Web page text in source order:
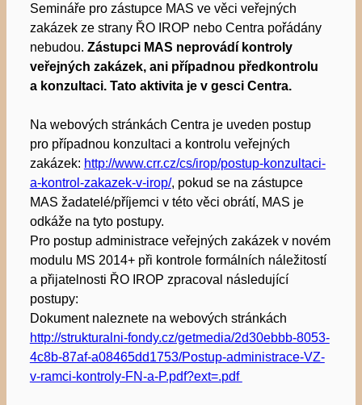
Semináře pro zástupce MAS ve věci veřejných
zakázek ze strany ŘO IROP nebo Centra pořádány
nebudou. Zástupci MAS neprovádí kontroly
veřejných zakázek, ani případnou předkontrolu
a konzultaci. Tato aktivita je v gesci Centra.
Na webových stránkách Centra je uveden postup
pro případnou konzultaci a kontrolu veřejných
zakázek: http://www.crr.cz/cs/irop/postup-konzultaci-
a-kontrol-zakazek-v-irop/, pokud se na zástupce
MAS žadatelé/příjemci v této věci obrátí, MAS je
odkáže na tyto postupy.
Pro postup administrace veřejných zakázek v novém
modulu MS 2014+ při kontrole formálních náležitostí
a přijatelnosti ŘO IROP zpracoval následující
postupy:
Dokument naleznete na webových stránkách
http://strukturalni-fondy.cz/getmedia/2d30ebbb-8053-
4c8b-87af-a08465dd1753/Postup-administrace-VZ-
v-ramci-kontroly-FN-a-P.pdf?ext=.pdf